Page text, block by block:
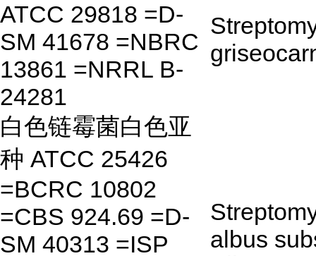
ATCC 29818 =D-
SM 41678 =NBRC
13861 =NRRL B-
24281
白色链霉菌白色亚
种 ATCC 25426
=BCRC 10802
=CBS 924.69 =D-
SM 40313 =ISP
albus